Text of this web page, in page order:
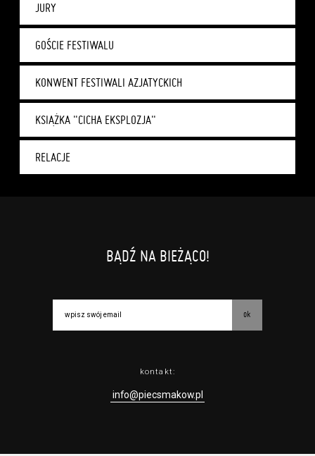
JURY
GOŚCIE FESTIWALU
KONWENT FESTIWALI AZJATYCKICH
KSIĄŻKA "CICHA EKSPLOZJA"
RELACJE
BĄDŹ NA BIEŻĄCO!
ok
kontakt:
info@piecsmakow.pl